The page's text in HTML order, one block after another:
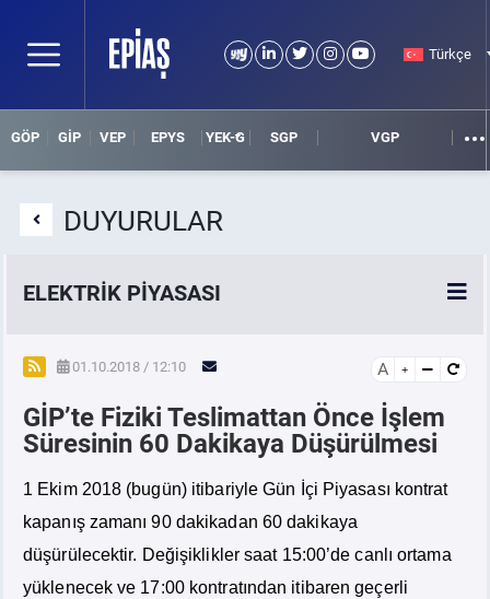
Türkçe
GÖP GİP VEP EPYS YEK-G SGP VGP
DUYURULAR
ELEKTRİK PİYASASI
SPOT ELEKTRİK PİYASALARI
ÖRNEK FİNANS BELGELERİ
VADELİ ELEKTRİK PİYASASI
PİYASAKAYITSÜRECİ
01.10.2018 / 12:10 A
GİP’te Fiziki Teslimattan Önce İşlem
Süresinin 60 Dakikaya Düşürülmesi
1 Ekim 2018 (bugün) itibariyle Gün İçi Piyasası kontrat
kapanış zamanı 90 dakikadan 60 dakikaya
düşürülecektir. Değişiklikler saat 15:00’de canlı ortama
yüklenecek ve 17:00 kontratından itibaren geçerli